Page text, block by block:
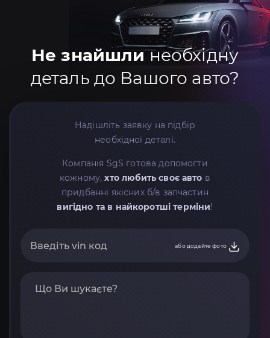
Не знайшлинеобхідну
деталь до Вашого авто?
Надішліть заявку на підбір
необхідної деталі.
Компанія SgS готова допомогти
кожному,хто любить своє авто в
придбанні якісних б/в запчастин
вигідно та в найкоротші терміни!
або додайте фото